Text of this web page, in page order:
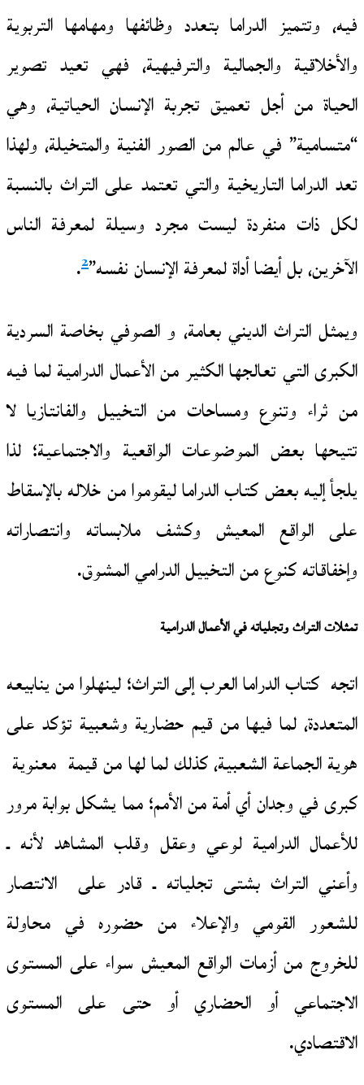
فيه، وتتميز الدراما بتعدد وظائفها ومهامها التربوية
والأخلاقية والجمالية والترفيهية، فهي تعيد تصوير
الحياة من أجل تعميق تجربة الإنسان الحياتية، وهي
“متسامية” في عالم من الصور الفنية والمتخيلة، ولهذا
تعد الدراما التاريخية والتي تعتمد على التراث بالنسبة
لكل ذات منفردة ليست مجرد وسيلة لمعرفة الناس
الآخرين، بل أيضا أداة لمعرفة الإنسان نفسه”2
.
ويمثل التراث الديني بعامة، و الصوفي بخاصة السردية
الكبرى التي تعالجها الكثير من الأعمال الدرامية لما فيه
من ثراء وتنوع ومساحات من التخييل والفانتازيا لا
تتيحها بعض الموضوعات الواقعية والاجتماعية؛ لذا
يلجأ إليه بعض كتاب الدراما ليقوموا من خلاله بالإسقاط
على الواقع المعيش وكشف ملابساته وانتصاراته
وإخفاقاته كنوع من التخييل الدرامي المشوق.
تمثلات التراث وتجلياته في الأعمال الدرامية
اتجه كتاب الدراما العرب إلى التراث؛ لينهلوا من ينابيعه
المتعددة، لما فيها من قيم حضارية وشعبية تؤكد على
هوية الجماعة الشعبية، كذلك لما لها من قيمة معنوية
كبرى في وجدان أي أمة من الأمم؛ مما يشكل بوابة مرور
للأعمال الدرامية لوعي وعقل وقلب المشاهد لأنه ـ
وأعني التراث بشتى تجلياته ـ قادر على الانتصار
للشعور القومي والإعلاء من حضوره في محاولة
للخروج من أزمات الواقع المعيش سواء على المستوى
الاجتماعي أو الحضاري أو حتى على المستوى
الاقتصادي.